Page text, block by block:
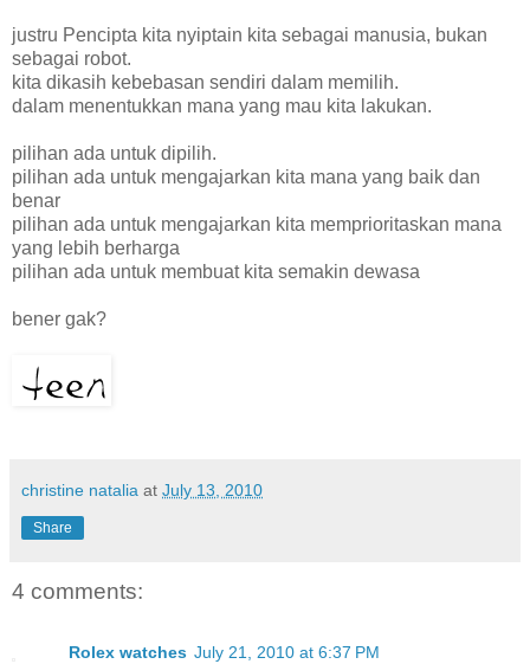
justru Pencipta kita nyiptain kita sebagai manusia, bukan
sebagai robot.
kita dikasih kebebasan sendiri dalam memilih.
dalam menentukkan mana yang mau kita lakukan.
pilihan ada untuk dipilih.
pilihan ada untuk mengajarkan kita mana yang baik dan
benar
pilihan ada untuk mengajarkan kita memprioritaskan mana
yang lebih berharga
pilihan ada untuk membuat kita semakin dewasa
bener gak?
christine natalia at July 13, 2010
Share
4 comments:
Rolex watches July 21, 2010 at 6:37 PM